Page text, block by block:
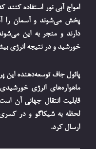
امواج آبی نور استفاده
پخش می‌شوند و آسمان را
دارند و منجر به این
خورشید و در نتیجه انرژی
پائول جاف توسعه‌دهنده این
ماهواره‌های انرژی
قابلیت انتقال جهانی آن
لحظه به شیکاگو و در کسری
ارسال کرد.